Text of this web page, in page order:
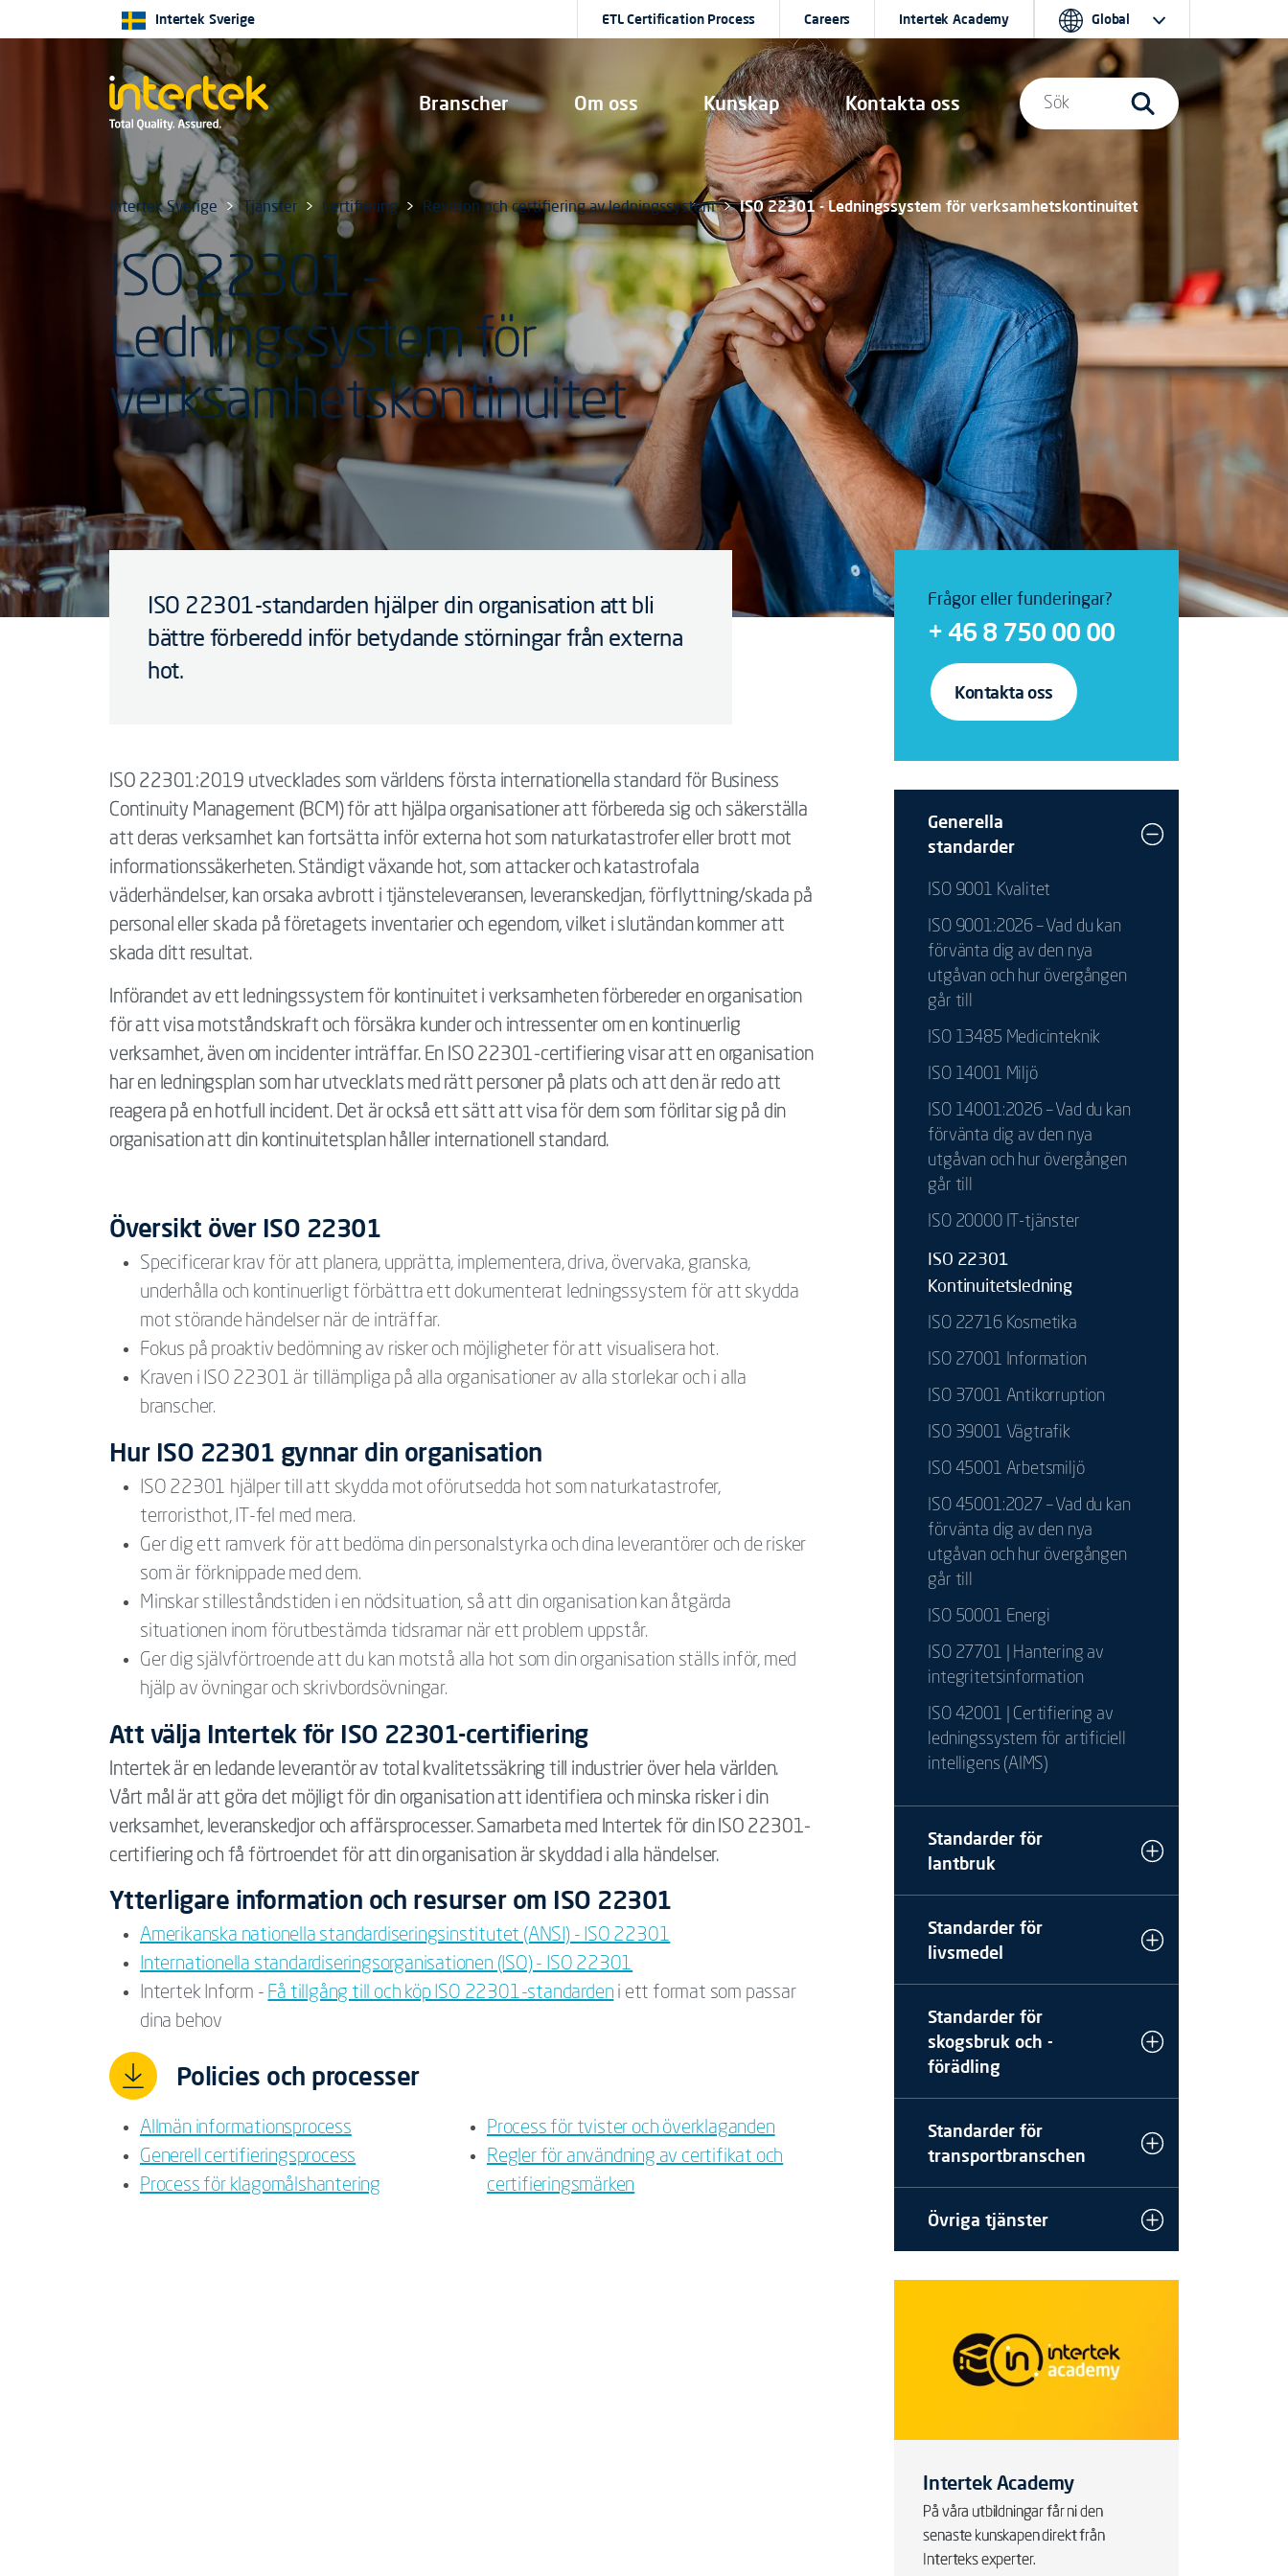
Branscher Om oss Kunskap Kontakta oss
Intertek Sverige ETL Certification Process Careers Intertek Academy Global
Sök
Intertek Sverige Tjänster Certifiering Revision och certifiering av ledningssystem ISO 22301 - Ledningssystem för verksamhetskontinuitet
ISO 22301 -
Ledningssystem för
verksamhetskontinuitet
ISO 22301-standarden hjälper din organisation att bli
bättre förberedd inför betydande störningar från externa
hot.
ISO 22301:2019 utvecklades som världens första internationella standard för Business
Continuity Management (BCM) för att hjälpa organisationer att förbereda sig och säkerställa
att deras verksamhet kan fortsätta inför externa hot som naturkatastrofer eller brott mot
informationssäkerheten. Ständigt växande hot, som attacker och katastrofala
väderhändelser, kan orsaka avbrott i tjänsteleveransen, leveranskedjan, förflyttning/skada på
personal eller skada på företagets inventarier och egendom, vilket i slutändan kommer att
skada ditt resultat.
Införandet av ett ledningssystem för kontinuitet i verksamheten förbereder en organisation
för att visa motståndskraft och försäkra kunder och intressenter om en kontinuerlig
verksamhet, även om incidenter inträffar. En ISO 22301-certifiering visar att en organisation
har en ledningsplan som har utvecklats med rätt personer på plats och att den är redo att
reagera på en hotfull incident. Det är också ett sätt att visa för dem som förlitar sig på din
organisation att din kontinuitetsplan håller internationell standard.
Översikt över ISO 22301
Specificerar krav för att planera, upprätta, implementera, driva, övervaka, granska,
underhålla och kontinuerligt förbättra ett dokumenterat ledningssystem för att skydda
mot störande händelser när de inträffar.
Fokus på proaktiv bedömning av risker och möjligheter för att visualisera hot.
Kraven i ISO 22301 är tillämpliga på alla organisationer av alla storlekar och i alla
branscher.
Hur ISO 22301 gynnar din organisation
ISO 22301 hjälper till att skydda mot oförutsedda hot som naturkatastrofer,
terroristhot, IT-fel med mera.
Ger dig ett ramverk för att bedöma din personalstyrka och dina leverantörer och de risker
som är förknippade med dem.
Minskar stilleståndstiden i en nödsituation, så att din organisation kan åtgärda
situationen inom förutbestämda tidsramar när ett problem uppstår.
Ger dig självförtroende att du kan motstå alla hot som din organisation ställs inför, med
hjälp av övningar och skrivbordsövningar.
Att välja Intertek för ISO 22301-certifiering
Intertek är en ledande leverantör av total kvalitetssäkring till industrier över hela världen.
Vårt mål är att göra det möjligt för din organisation att identifiera och minska risker i din
verksamhet, leveranskedjor och affärsprocesser. Samarbeta med Intertek för din ISO 22301-
certifiering och få förtroendet för att din organisation är skyddad i alla händelser.
Ytterligare information och resurser om ISO 22301
Amerikanska nationella standardiseringsinstitutet (ANSI) - ISO 22301
Internationella standardiseringsorganisationen (ISO) - ISO 22301
Intertek Inform - Få tillgång till och köp ISO 22301-standarden i ett format som passar
dina behov
Policies och processer
Allmän informationsprocess
Generell certifieringsprocess
Process för klagomålshantering
Process för tvister och överklaganden
Regler för användning av certifikat och
certifieringsmärken
Frågor eller funderingar?
+ 46 8 750 00 00
Kontakta oss
Generella
standarder
ISO 9001 Kvalitet
ISO 9001:2026 – Vad du kan
förvänta dig av den nya
utgåvan och hur övergången
går till
ISO 13485 Medicinteknik
ISO 14001 Miljö
ISO 14001:2026 – Vad du kan
förvänta dig av den nya
utgåvan och hur övergången
går till
ISO 20000 IT-tjänster
ISO 22301
Kontinuitetsledning
ISO 22716 Kosmetika
ISO 27001 Information
ISO 37001 Antikorruption
ISO 39001 Vägtrafik
ISO 45001 Arbetsmiljö
ISO 45001:2027 – Vad du kan
förvänta dig av den nya
utgåvan och hur övergången
går till
ISO 50001 Energi
ISO 27701 | Hantering av
integritetsinformation
ISO 42001 | Certifiering av
ledningssystem för artificiell
intelligens (AIMS)
Standarder för
lantbruk
Standarder för
livsmedel
Standarder för
skogsbruk och -
förädling
Standarder för
transportbranschen
Övriga tjänster
Intertek Academy
På våra utbildningar får ni den
senaste kunskapen direkt från
Interteks experter.